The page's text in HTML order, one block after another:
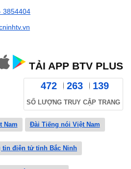
3854404
TẢI APP BTV PLUS
472 263 139
SỐ LƯỢNG TRUY CẬP TRANG
Nam Đài Tiếng nói Việt Nam
tin điện tử tỉnh Bắc Ninh